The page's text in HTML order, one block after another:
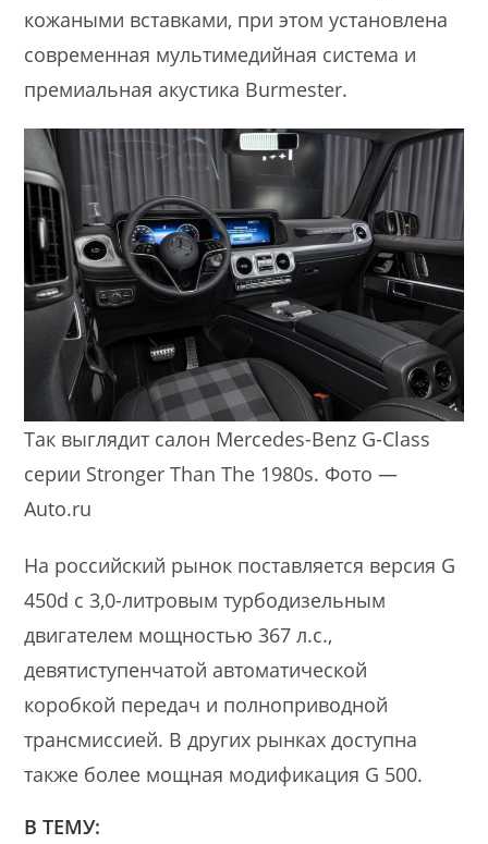
кожаными вставками, при этом установлена
современная мультимедийная система и
премиальная акустика Burmester.
Так выглядит салон Mercedes-Benz G-Class
серии Stronger Than The 1980s. Фото —
Auto.ru
На российский рынок поставляется версия G
450d с 3,0-литровым турбодизельным
двигателем мощностью 367 л.с.,
девятиступенчатой автоматической
коробкой передач и полноприводной
трансмиссией. В других рынках доступна
также более мощная модификация G 500.
В ТЕМУ: